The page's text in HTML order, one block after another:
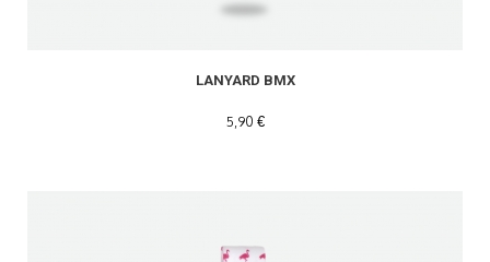
LANYARD BMX
5,90 €